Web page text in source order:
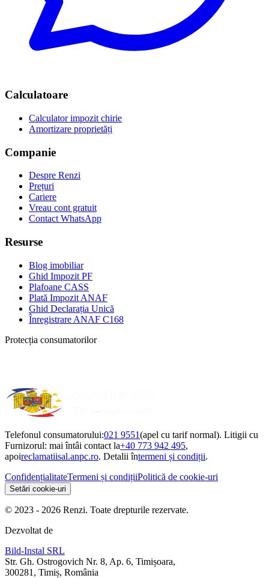
Calculatoare
Calculator impozit chirie
Amortizare proprietăți
Companie
Despre Renzi
Prețuri
Cariere
Vreau cont gratuit
Contact WhatsApp
Resurse
Blog imobiliar
Ghid Impozit PF
Plafoane CASS
Plată Impozit ANAF
Ghid Declarația Unică
Înregistrare ANAF C168
Protecția consumatorilor
Telefonul consumatorului:021 9551(apel cu tarif normal). Litigii cu
Furnizorul: mai întâi contact la+40 773 942 495,
apoireclamatiisal.anpc.ro. Detalii întermeni și condiții.
ConfidențialitateTermeni și condițiiPolitică de cookie-uri
Setări cookie-uri
© 2023 - 2026 Renzi. Toate drepturile rezervate.
Dezvoltat de
Bild-Instal SRL
Str. Gh. Ostrogovich Nr. 8, Ap. 6, Timișoara,
300281, Timiș, România